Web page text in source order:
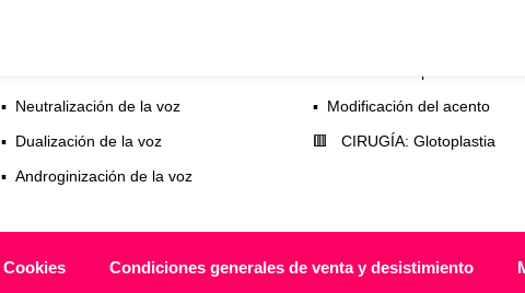
▪️ Neutralización de la voz
▪️ Dualización de la voz
▪️ Androginización de la voz
▪️ Modificación del acento
🟥 CIRUGÍA: Glotoplastia
Cookies Condiciones generales de venta y desistimiento